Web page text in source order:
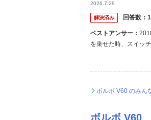
2026.7.29
解決済み 回答数： 1
ベストアンサー：
を乗せた時、スイッ
ボルボ V60 のみん
ボルボ V60